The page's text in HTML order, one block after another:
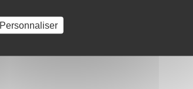
Personnaliser